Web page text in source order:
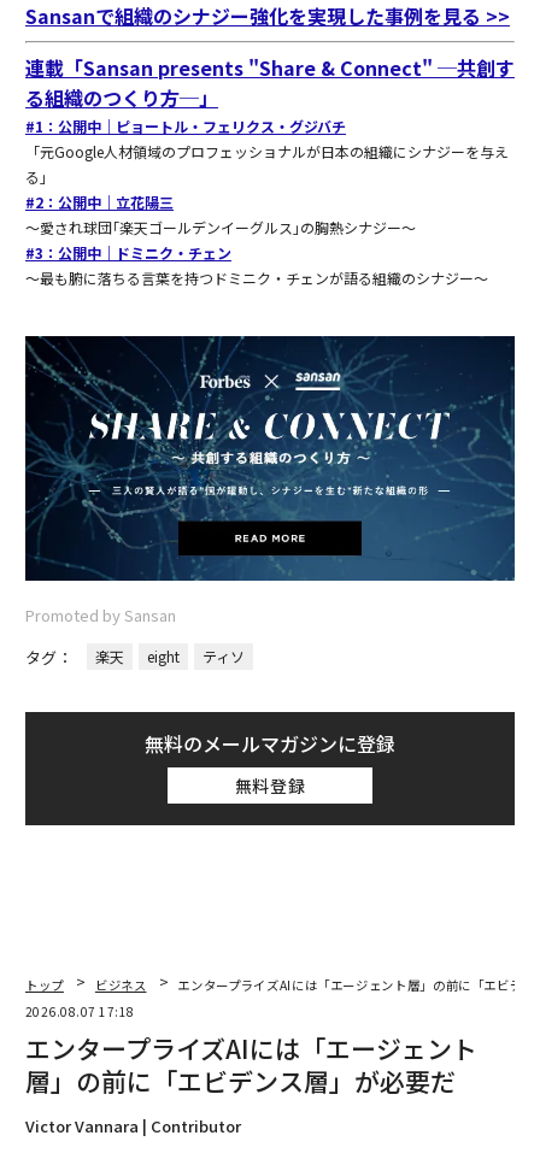
Sansanで組織のシナジー強化を実現した事例を見る >>
連載「Sansan presents "Share & Connect" ─共創す
る組織のつくり方─」
#1：公開中｜ピョートル・フェリクス・グジバチ
「元Google人材領域のプロフェッショナルが日本の組織にシナジーを与え
る」
#2：公開中｜立花陽三
〜愛され球団｢楽天ゴールデンイーグルス｣の胸熱シナジー〜
#3：公開中｜ドミニク・チェン
〜最も腑に落ちる言葉を持つドミニク・チェンが語る組織のシナジー〜
Promoted by Sansan
タグ：
楽天 eight ティソ
無料のメールマガジンに登録
無料登録
トップ ビジネス
エンタープライズAIには「エージェント層」の前に「エビデ
2026.08.07 17:18
エンタープライズAIには「エージェント
層」の前に「エビデンス層」が必要だ
Victor Vannara | Contributor